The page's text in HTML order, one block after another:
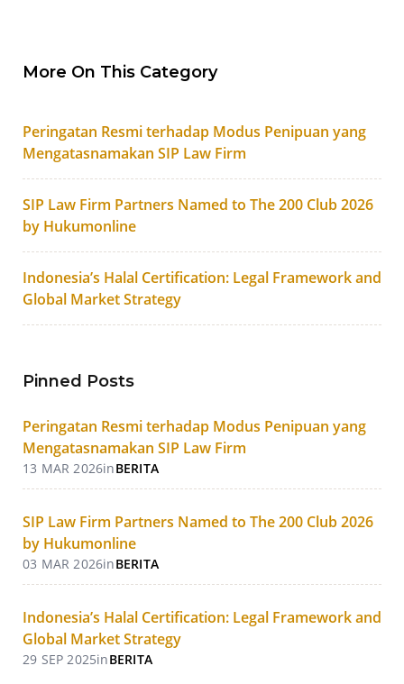
More On This Category
Peringatan Resmi terhadap Modus Penipuan yang
Mengatasnamakan SIP Law Firm
SIP Law Firm Partners Named to The 200 Club 2026
by Hukumonline
Indonesia’s Halal Certification: Legal Framework and
Global Market Strategy
Pinned Posts
Peringatan Resmi terhadap Modus Penipuan yang
Mengatasnamakan SIP Law Firm
13 MAR 2026inBERITA
SIP Law Firm Partners Named to The 200 Club 2026
by Hukumonline
03 MAR 2026inBERITA
Indonesia’s Halal Certification: Legal Framework and
Global Market Strategy
29 SEP 2025inBERITA